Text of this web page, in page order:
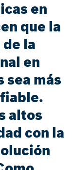
en
que la
la
en
más
altos
con la